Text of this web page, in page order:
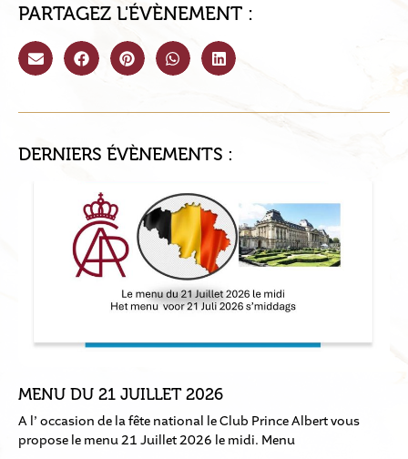
PARTAGEZ L'ÉVÈNEMENT :
DERNIERS ÉVÈNEMENTS :
MENU DU 21 JUILLET 2026
A l’ occasion de la fête national le Club Prince Albert vous
propose le menu 21 Juillet 2026 le midi. Menu